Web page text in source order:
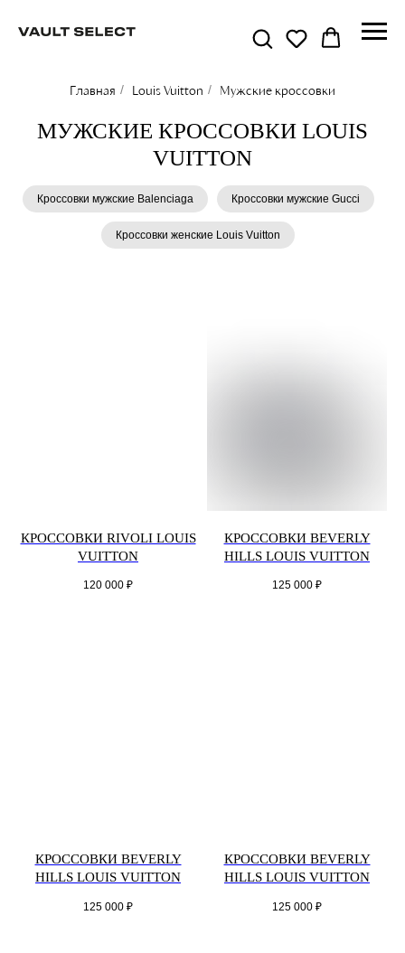
Главная / Louis Vuitton / Мужские кроссовки
МУЖСКИЕ КРОССОВКИ LOUIS
VUITTON
Кроссовки мужские Balenciaga Кроссовки мужские Gucci
Кроссовки женские Louis Vuitton
КРОССОВКИ RIVOLI LOUIS
VUITTON
120 000 ₽
КРОССОВКИ BEVERLY
HILLS LOUIS VUITTON
125 000 ₽
КРОССОВКИ BEVERLY
HILLS LOUIS VUITTON
125 000 ₽
КРОССОВКИ BEVERLY
HILLS LOUIS VUITTON
125 000 ₽